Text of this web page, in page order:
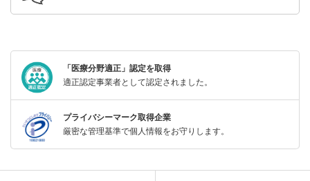
「医療分野適正」認定を取得
適正認定事業者として認定されました。
プライバシーマーク取得企業
厳密な管理基準で個人情報をお守りします。